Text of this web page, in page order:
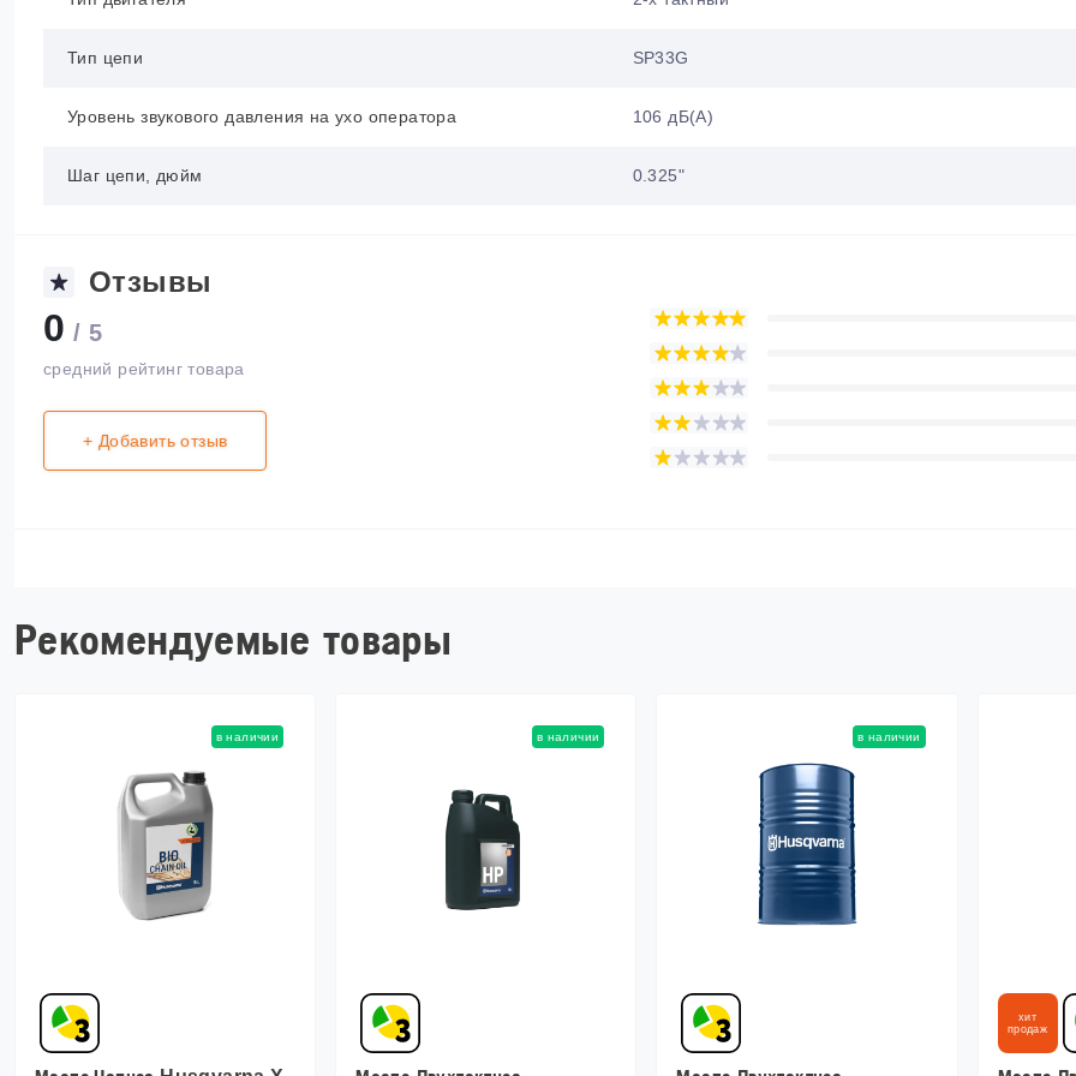
Тип цепи SP33G
Уровень звукового давления на ухо оператора 106 дБ(А)
Шаг цепи, дюйм 0.325"
Отзывы
0 / 5
средний рейтинг товара
+ Добавить отзыв
Рекомендуемые товары
в наличии в наличии в наличии
хит
продаж